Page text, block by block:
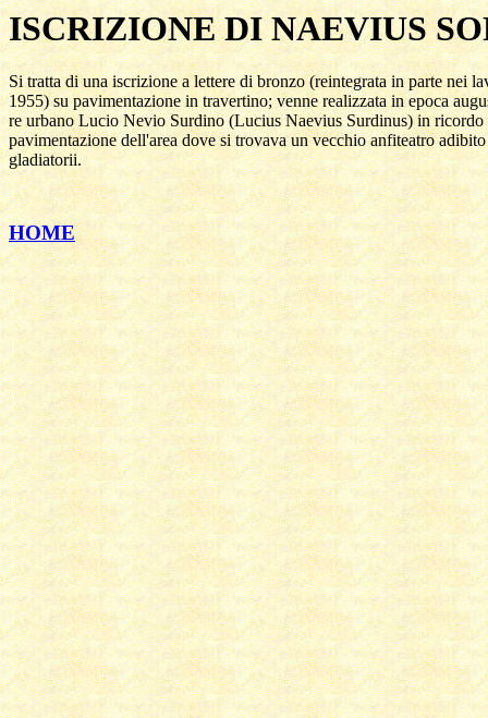
ISCRIZIONE DI NAEVIUS
Si tratta di una iscrizione a lettere di bronzo (reintegrata in parte nei
1955) su pavimentazione in travertino; venne realizzata in epoca
re urbano Lucio Nevio Surdino (Lucius Naevius Surdinus) in
pavimentazione dell'area dove si trovava un vecchio anfiteatro
HOME